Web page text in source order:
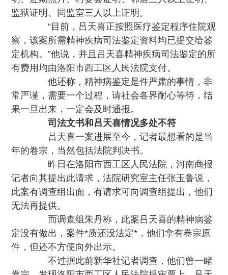
监狱证明、同监室三人以上证明。
“目前，吕天喜正按照医疗鉴定程序住院观
察，该案所需精神疾病司法鉴定资料均已提交给鉴
定机构。”他说，并且吕天喜精神疾病司法鉴定的所
有费用均由洛阳市西工区人民法院支付。
他还称，精神病鉴定是件严肃的事情，非
常严谨，需要一个过程，请社会各界耐心等待，结
果一旦出来，一定会及时通报。
司法文书和吕天喜情况多处不符
吕天喜一案进展至今，记者最想看的是当
年的卷宗，当然包括法院判决书。
昨日在洛阳市西工区人民法院，河南商报
记者向其提出此请求，法院研究室主任张玉鲁说，
此案有调查组出面，有请求可向调查组提出，他们
无法再提供。
而调查组朱丹称，此案吕天喜的精神病鉴
定没有做出，案件*质还没法定*，他们拿有卷宗原
件，但还不方便向外出示。
不过据此前新华社记者调查，他们曾一睹